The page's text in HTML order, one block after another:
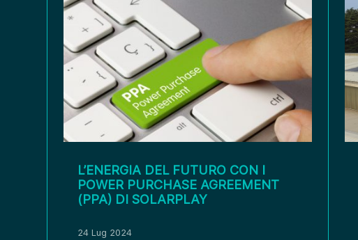
L’ENERGIA DEL FUTURO CON I
POWER PURCHASE AGREEMENT
(PPA) DI SOLARPLAY
24 Lug 2024